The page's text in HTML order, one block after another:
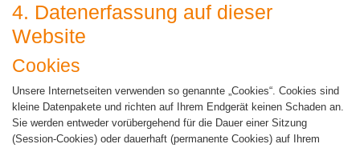
4. Datenerfassung auf dieser
Website
Cookies
Unsere Internetseiten verwenden so genannte „Cookies“. Cookies sind
kleine Datenpakete und richten auf Ihrem Endgerät keinen Schaden an.
Sie werden entweder vorübergehend für die Dauer einer Sitzung
(Session-Cookies) oder dauerhaft (permanente Cookies) auf Ihrem